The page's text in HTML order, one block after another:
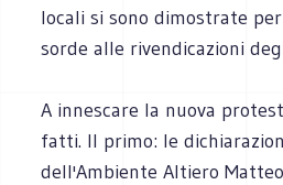
locali si sono dimostrate
sorde alle rivendicazioni
A innescare la nuova
fatti. Il primo: le
dell'Ambiente Altiero